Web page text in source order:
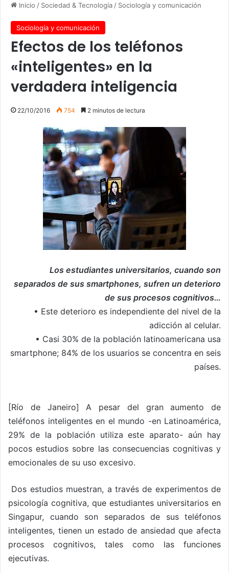
Inicio / Sociedad & Tecnología / Sociología y comunicación
Sociología y comunicación
Efectos de los teléfonos
«inteligentes» en la
verdadera inteligencia
22/10/2016 754 2 minutos de lectura
Los estudiantes universitarios, cuando son
separados de sus smartphones, sufren un deterioro
de sus procesos cognitivos…
• Este deterioro es independiente del nivel de la
adicción al celular.
• Casi 30% de la población latinoamericana usa
smartphone; 84% de los usuarios se concentra en seis
países.
[Río de Janeiro] A pesar del gran aumento de
teléfonos inteligentes en el mundo -en Latinoamérica,
29% de la población utiliza este aparato- aún hay
pocos estudios sobre las consecuencias cognitivas y
emocionales de su uso excesivo.
Dos estudios muestran, a través de experimentos de
psicología cognitiva, que estudiantes universitarios en
Singapur, cuando son separados de sus teléfonos
inteligentes, tienen un estado de ansiedad que afecta
procesos cognitivos, tales como las funciones
ejecutivas.